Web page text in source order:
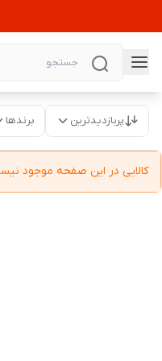
پربازدیدترین برندها
کالایی در این صفحه موجود